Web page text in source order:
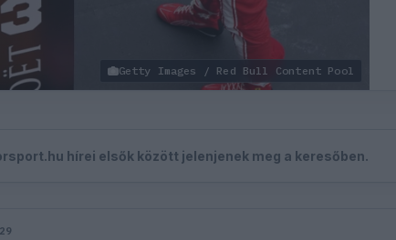
Getty Images / Red Bull Content Pool
hírei elsők között jelenjenek meg a keresőben.